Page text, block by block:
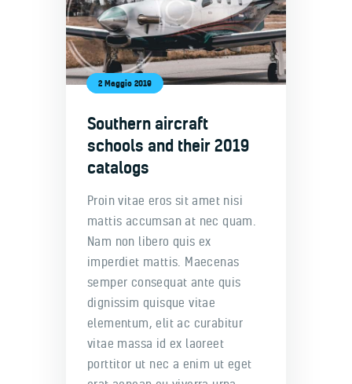
2 Maggio 2019
Southern aircraft
schools and their 2019
catalogs
Proin vitae eros sit amet nisi
mattis accumsan at nec quam.
Nam non libero quis ex
imperdiet mattis. Maecenas
semper consequat ante quis
dignissim quisque vitae
elementum, elit ac curabitur
vitae massa id ex laoreet
porttitor ut nec a enim ut eget